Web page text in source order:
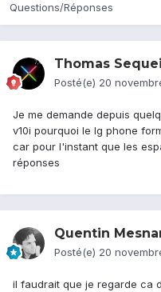
Questions/Réponses
Thomas
Posté(e) 20
Je me demande depuis
v10i pourquoi le lg phone
car pour l'instant que les
réponses
Quentin
Posté(e) 20
il faudrait que je regarde ca